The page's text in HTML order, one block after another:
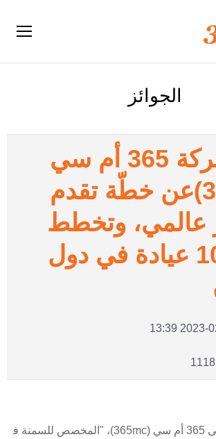
الجوائز
تعلن شركة 365 أم سي
(365mc)عن خطّة تقدم
عالمي، وتخطط
لفتح 100 عيادة في دول
2023-02-
1118
مرحبًا. هذا مستشفى 365 أم سي (365mc)، "المخصص للسمنة ف